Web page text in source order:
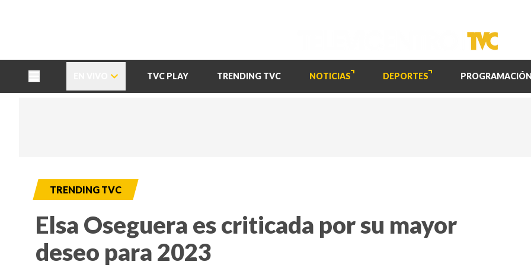
TVC PLAY TRENDING TVC NOTICIAS DEPORTES PROGRAMACIÓN
TRENDING TVC
Elsa Oseguera es criticada por su mayor
deseo para 2023